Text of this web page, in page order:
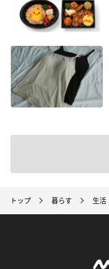
トップ 暮らす 生活